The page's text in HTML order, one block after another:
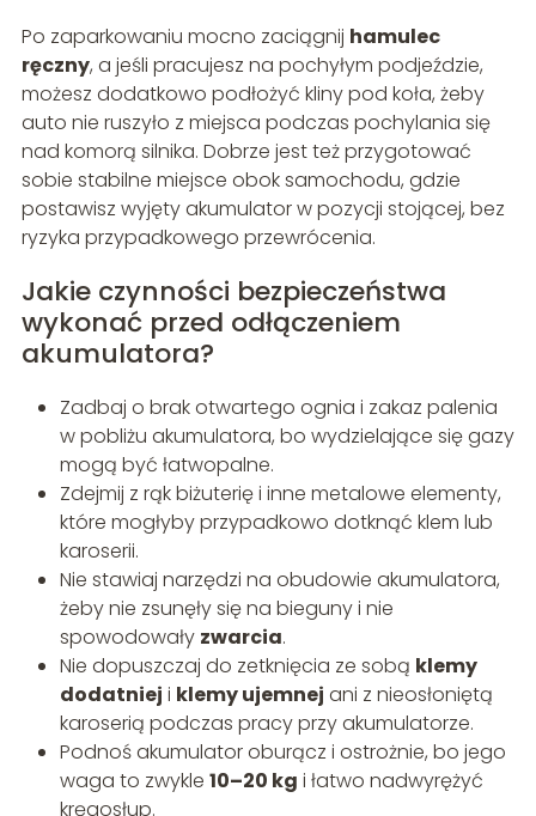
Po zaparkowaniu mocno zaciągnij hamulec
ręczny, a jeśli pracujesz na pochyłym podjeździe,
możesz dodatkowo podłożyć kliny pod koła, żeby
auto nie ruszyło z miejsca podczas pochylania się
nad komorą silnika. Dobrze jest też przygotować
sobie stabilne miejsce obok samochodu, gdzie
postawisz wyjęty akumulator w pozycji stojącej, bez
ryzyka przypadkowego przewrócenia.
Jakie czynności bezpieczeństwa
wykonać przed odłączeniem
akumulatora?
Zadbaj o brak otwartego ognia i zakaz palenia
w pobliżu akumulatora, bo wydzielające się gazy
mogą być łatwopalne.
Zdejmij z rąk biżuterię i inne metalowe elementy,
które mogłyby przypadkowo dotknąć klem lub
karoserii.
Nie stawiaj narzędzi na obudowie akumulatora,
żeby nie zsunęły się na bieguny i nie
spowodowały zwarcia.
Nie dopuszczaj do zetknięcia ze sobą klemy
dodatniej i klemy ujemnej ani z nieosłoniętą
karoserią podczas pracy przy akumulatorze.
Podnoś akumulator oburącz i ostrożnie, bo jego
waga to zwykle 10–20 kg i łatwo nadwyrężyć
kręgosłup.